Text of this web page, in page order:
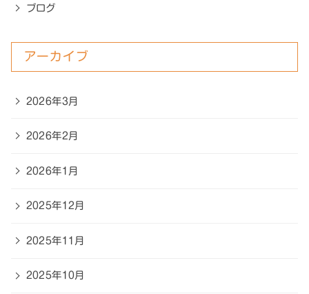
ブログ
アーカイブ
2026年3月
2026年2月
2026年1月
2025年12月
2025年11月
2025年10月